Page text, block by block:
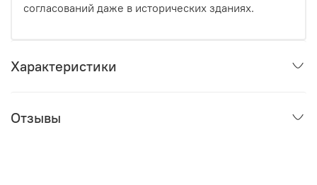
согласований даже в исторических зданиях.
Характеристики
Отзывы